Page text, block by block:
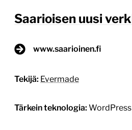
Saarioisen uusi
www.saarioinen.fi
Tekijä: Evermade
Tärkein teknologia: WordPress